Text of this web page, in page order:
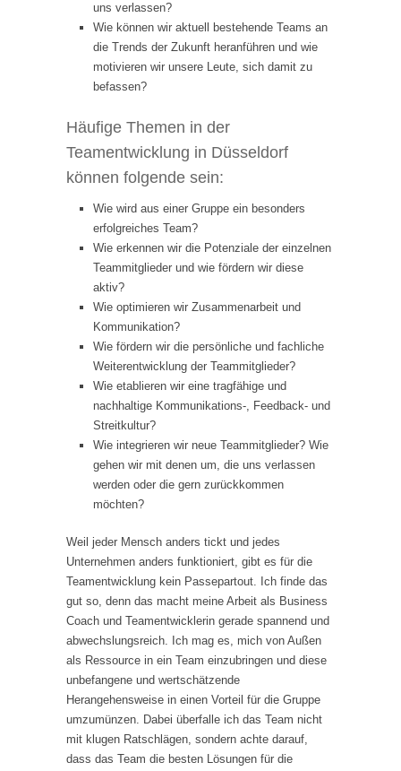
uns verlassen?
Wie können wir aktuell bestehende Teams an
die Trends der Zukunft heranführen und wie
motivieren wir unsere Leute, sich damit zu
befassen?
Häufige Themen in der
Teamentwicklung in Düsseldorf
können folgende sein:
Wie wird aus einer Gruppe ein besonders
erfolgreiches Team?
Wie erkennen wir die Potenziale der einzelnen
Teammitglieder und wie fördern wir diese
aktiv?
Wie optimieren wir Zusammenarbeit und
Kommunikation?
Wie fördern wir die persönliche und fachliche
Weiterentwicklung der Teammitglieder?
Wie etablieren wir eine tragfähige und
nachhaltige Kommunikations-, Feedback- und
Streitkultur?
Wie integrieren wir neue Teammitglieder? Wie
gehen wir mit denen um, die uns verlassen
werden oder die gern zurückkommen
möchten?
Weil jeder Mensch anders tickt und jedes
Unternehmen anders funktioniert, gibt es für die
Teamentwicklung kein Passepartout. Ich finde das
gut so, denn das macht meine Arbeit als Business
Coach und Teamentwicklerin gerade spannend und
abwechslungsreich. Ich mag es, mich von Außen
als Ressource in ein Team einzubringen und diese
unbefangene und wertschätzende
Herangehensweise in einen Vorteil für die Gruppe
umzumünzen. Dabei überfalle ich das Team nicht
mit klugen Ratschlägen, sondern achte darauf,
dass das Team die besten Lösungen für die